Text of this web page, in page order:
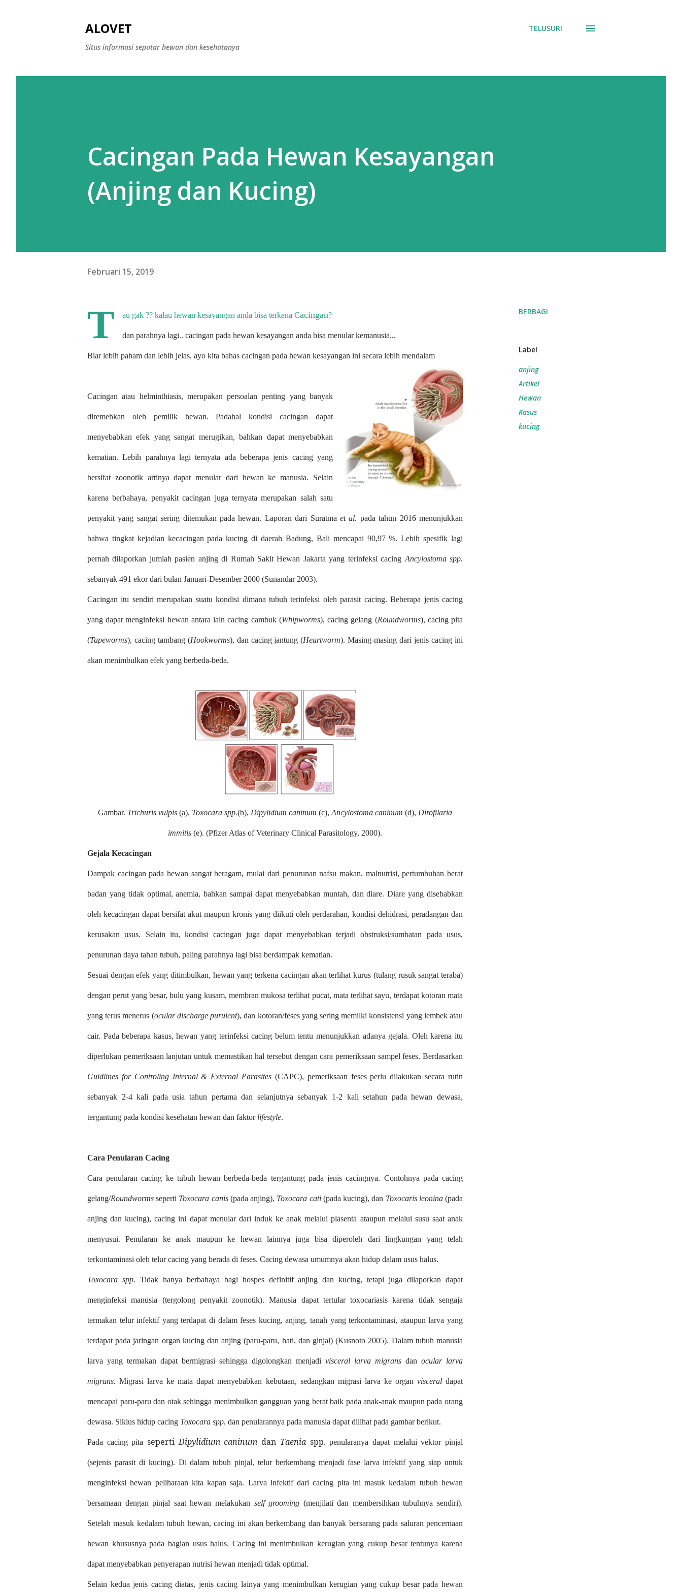
ALOVET
Situs informasi seputar hewan dan kesehatanya
TELUSURI
Cacingan Pada Hewan Kesayangan
(Anjing dan Kucing)
Februari 15, 2019
T au gak ?? kalau hewan kesayangan anda bisa terkena Cacingan?
dan parahnya lagi.. cacingan pada hewan kesayangan anda bisa menular kemanusia...
Biar lebih paham dan lebih jelas, ayo kita bahas cacingan pada hewan kesayangan ini secara lebih mendalam
Cacingan atau helminthiasis, merupakan persoalan penting yang banyak
diremehkan oleh pemilik hewan. Padahal kondisi cacingan dapat
menyebabkan efek yang sangat merugikan, bahkan dapat menyebabkan
kematian. Lebih parahnya lagi ternyata ada beberapa jenis cacing yang
bersifat zoonotik artinya dapat menular dari hewan ke manusia. Selain
karena berbahaya, penyakit cacingan juga ternyata merupakan salah satu
penyakit yang sangat sering ditemukan pada hewan. Laporan dari Suratma et al. pada tahun 2016 menunjukkan
bahwa tingkat kejadian kecacingan pada kucing di daerah Badung, Bali mencapai 90,97 %. Lebih spesifik lagi
pernah dilaporkan jumlah pasien anjing di Rumah Sakit Hewan Jakarta yang terinfeksi cacing Ancylostoma spp.
sebanyak 491 ekor dari bulan Januari-Desember 2000 (Sunandar 2003).
Cacingan itu sendiri merupakan suatu kondisi dimana tubuh terinfeksi oleh parasit cacing. Beberapa jenis cacing
yang dapat menginfeksi hewan antara lain cacing cambuk (Whipworms), cacing gelang (Roundworms), cacing pita
(Tapeworms), cacing tambang (Hookworms), dan cacing jantung (Heartworm). Masing-masing dari jenis cacing ini
akan menimbulkan efek yang berbeda-beda.
Gambar. Trichuris vulpis (a), Toxocara spp.(b), Dipylidium caninum (c), Ancylostoma caninum (d), Dirofilaria
immitis (e). (Pfizer Atlas of Veterinary Clinical Parasitology, 2000).
Gejala Kecacingan
Dampak cacingan pada hewan sangat beragam, mulai dari penurunan nafsu makan, malnutrisi, pertumbuhan berat
badan yang tidak optimal, anemia, bahkan sampai dapat menyebabkan muntah, dan diare. Diare yang disebabkan
oleh kecacingan dapat bersifat akut maupun kronis yang diikuti oleh perdarahan, kondisi dehidrasi, peradangan dan
kerusakan usus. Selain itu, kondisi cacingan juga dapat menyebabkan terjadi obstruksi/sumbatan pada usus,
penurunan daya tahan tubuh, paling parahnya lagi bisa berdampak kematian.
Sesuai dengan efek yang ditimbulkan, hewan yang terkena cacingan akan terlihat kurus (tulang rusuk sangat teraba)
dengan perut yang besar, bulu yang kusam, membran mukosa terlihat pucat, mata terlihat sayu, terdapat kotoran mata
yang terus menerus (ocular discharge purulent), dan kotoran/feses yang sering memilki konsistensi yang lembek atau
cair. Pada beberapa kasus, hewan yang terinfeksi cacing belum tentu menunjukkan adanya gejala. Oleh karena itu
diperlukan pemeriksaan lanjutan untuk memastikan hal tersebut dengan cara pemeriksaan sampel feses. Berdasarkan
Guidlines for Controling Internal & External Parasites (CAPC), pemeriksaan feses perlu dilakukan secara rutin
sebanyak 2-4 kali pada usia tahun pertama dan selanjutnya sebanyak 1-2 kali setahun pada hewan dewasa,
tergantung pada kondisi kesehatan hewan dan faktor lifestyle.
Cara Penularan Cacing
Cara penularan cacing ke tubuh hewan berbeda-beda tergantung pada jenis cacingnya. Contohnya pada cacing
gelang/Roundwormsseperti Toxocara canis(pada anjing), Toxocara cati(pada kucing), dan Toxocaris leonina(pada
anjing dan kucing), cacing ini dapat menular dari induk ke anak melalui plasenta ataupun melalui susu saat anak
menyusui. Penularan ke anak maupun ke hewan lainnya juga bisa diperoleh dari lingkungan yang telah
terkontaminasi oleh telur cacing yang berada di feses. Cacing dewasa umumnya akan hidup dalam usus halus.
Toxocara spp. Tidak hanya berbahaya bagi hospes definitif anjing dan kucing, tetapi juga dilaporkan dapat
menginfeksi manusia (tergolong penyakit zoonotik). Manusia dapat tertular toxocariasis karena tidak sengaja
termakan telur infektif yang terdapat di dalam feses kucing, anjing, tanah yang terkontaminasi, ataupun larva yang
terdapat pada jaringan organ kucing dan anjing (paru-paru, hati, dan ginjal) (Kusnoto 2005). Dalam tubuh manusia
larva yang termakan dapat bermigrasi sehingga digolongkan menjadi visceral larva migrans dan ocular larva
migrans.Migrasi larva ke mata dapat menyebabkan kebutaan, sedangkan migrasi larva ke organ visceraldapat
mencapai paru-paru dan otak sehingga menimbulkan gangguan yang berat baik pada anak-anak maupun pada orang
dewasa. Siklus hidup cacing Toxocara spp. dan penularannya pada manusia dapat dilihat pada gambar berikut.
Pada cacing pitasepertiDipylidium caninumdan Taeniaspp. penularanya dapat melalui vektor pinjal
(sejenis parasit di kucing). Di dalam tubuh pinjal, telur berkembang menjadi fase larva infektif yang siap untuk
menginfeksi hewan peliharaan kita kapan saja. Larva infektif dari cacing pita ini masuk kedalam tubuh hewan
bersamaan dengan pinjal saat hewan melakukan self grooming (menjilati dan membersihkan tubuhnya sendiri).
Setelah masuk kedalam tubuh hewan, cacing ini akan berkembang dan banyak bersarang pada saluran pencernaan
hewan khususnya pada bagian usus halus. Cacing ini menimbulkan kerugian yang cukup besar tentunya karena
dapat menyebabkan penyerapan nutrisi hewan menjadi tidak optimal.
Selain kedua jenis cacing diatas, jenis cacing lainya yang menimbulkan kerugian yang cukup besar pada hewan
BERBAGI
Label
anjing
Artikel
Hewan
Kasus
kucing